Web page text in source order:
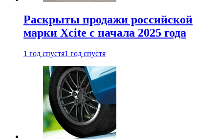
Раскрыты продажи российской
марки Xcite с начала 2025 года
1 год спустя1 год спустя